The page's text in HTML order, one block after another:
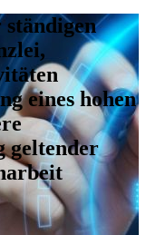
eines hohen
geltender